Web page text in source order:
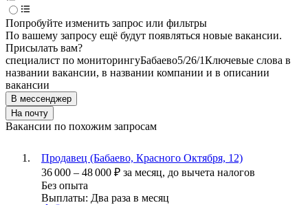
Попробуйте изменить запрос или фильтры
По вашему запросу ещё будут появляться новые вакансии.
Присылать вам?
специалист по мониторингуБабаево5/26/1Ключевые слова в
названии вакансии, в названии компании и в описании
вакансии
В мессенджер
На почту
Вакансии по похожим запросам
Продавец (Бабаево, Красного Октября, 12)
36 000 – 48 000 ₽ за месяц, до вычета налогов
Без опыта
Выплаты: Два раза в месяц